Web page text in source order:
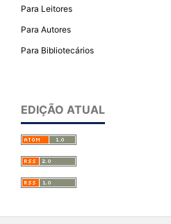
Para Leitores
Para Autores
Para Bibliotecários
EDIÇÃO ATUAL